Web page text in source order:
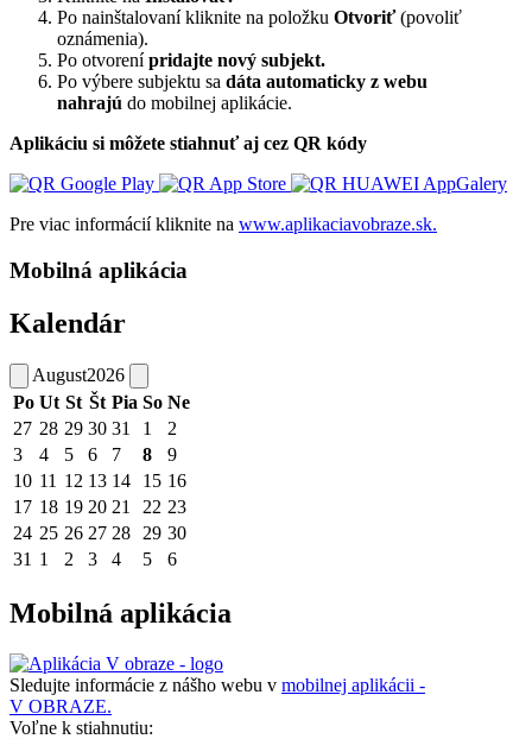
Po nainštalovaní kliknite na položku Otvoriť(povoliť
oznámenia).
Po otvorenípridajte nový subjekt.
Po výbere subjektu sa dáta automaticky z webu
nahrajú do mobilnej aplikácie.
Aplikáciu si môžete stiahnuť aj cez QR kódy
Pre viac informácií kliknite na www.aplikaciavobraze.sk.
Mobilná aplikácia
Kalendár
August2026
Po Ut St Št Pia So Ne
27 28 29 30 31 1
2
3
4 5 6 7 8
9
10 11 12 13 14 15 16
17 18 19 20 21 22 23
24 25 26 27 28 29 30
31 1 2 3 4 5 6
Mobilná aplikácia
Sledujte informácie z nášho webu v mobilnej aplikácii -
V OBRAZE.
Voľne k stiahnutiu: